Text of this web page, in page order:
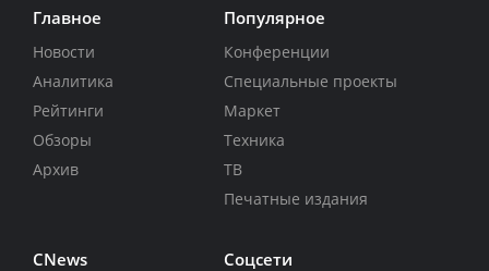
Главное
Новости
Аналитика
Рейтинги
Обзоры
Архив
Популярное
Конференции
Специальные проекты
Маркет
Техника
ТВ
Печатные издания
CNews Соцсети